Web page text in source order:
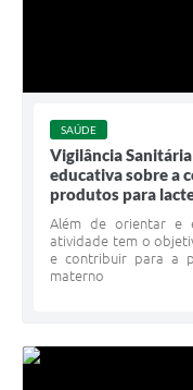
SAÚDE
Vigilância
educativa sobre a
produtos para
Além de orientar e
atividade tem o
e contribuir para a
materno